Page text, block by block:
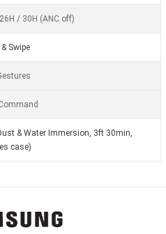
/ 30H (ANC off)
Swipe
& Water Immersion, 3ft 30min,
case)